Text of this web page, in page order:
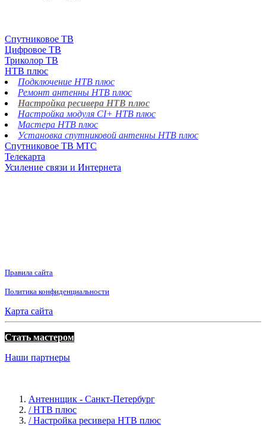
Спутниковое ТВ
Цифровое ТВ
Триколор ТВ
НТВ плюс
Подключение НТВ плюс
Ремонт антенны НТВ плюс
Настройка ресивера НТВ плюс
Настройка модуля CI+ НТВ плюс
Мастера НТВ плюс
Установка спутниковой антенны НТВ плюс
Спутниковое ТВ МТС
Телекарта
Усиление связи и Интернета
Правила сайта
Политика конфиденциальности
Карта сайта
Стать мастером
Наши партнеры
Антеннщик - Санкт-Петербург
/ НТВ плюс
/ Настройка ресивера НТВ плюс